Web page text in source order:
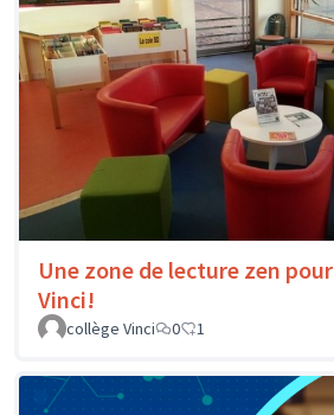
Une zone de lecture zen pour
Vinci!
collège Vinci
0 1